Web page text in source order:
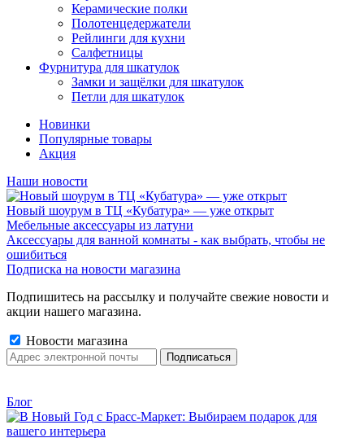
Керамические полки
Полотенцедержатели
Рейлинги для кухни
Салфетницы
Фурнитура для шкатулок
Замки и защёлки для шкатулок
Петли для шкатулок
Новинки
Популярные товары
Акция
Наши новости
Новый шоурум в ТЦ «Кубатура» — уже открыт
Мебельные аксессуары из латуни
Аксессуары для ванной комнаты - как выбрать, чтобы не
ошибиться
Подписка на новости магазина
Подпишитесь на рассылку и получайте свежие новости и
акции нашего магазина.
Новости магазина
Блог